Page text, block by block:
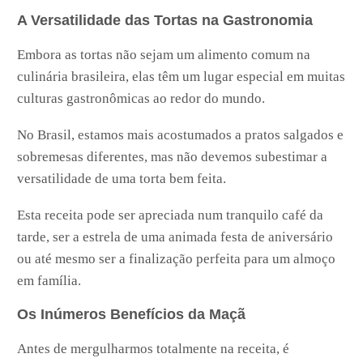
A Versatilidade das Tortas na Gastronomia
Embora as tortas não sejam um alimento comum na
culinária brasileira, elas têm um lugar especial em muitas
culturas gastronômicas ao redor do mundo.
No Brasil, estamos mais acostumados a pratos salgados e
sobremesas diferentes, mas não devemos subestimar a
versatilidade de uma torta bem feita.
Esta receita pode ser apreciada num tranquilo café da
tarde, ser a estrela de uma animada festa de aniversário
ou até mesmo ser a finalização perfeita para um almoço
em família.
Os Inúmeros Benefícios da Maçã
Antes de mergulharmos totalmente na receita, é